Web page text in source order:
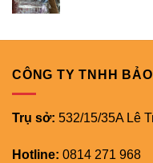
CÔNG TY TNHH
Trụ sở: 532/15/35A Lê
Hotline: 0814 271 968